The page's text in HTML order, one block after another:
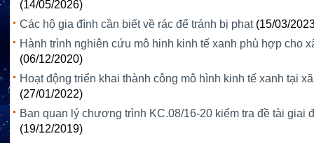
(14/05/2026)
Các hộ gia đình cần biết về rác để tránh bị phạt (15/03/
Hành trình nghiên cứu mô hinh kinh tế xanh phù hợp cho
(06/12/2020)
Hoạt động triển khai thành công mô hình kinh tế xanh tại
(27/01/2022)
Ban quan lý chương trình KC.08/16-20 kiểm tra đề tài giai
(19/12/2019)